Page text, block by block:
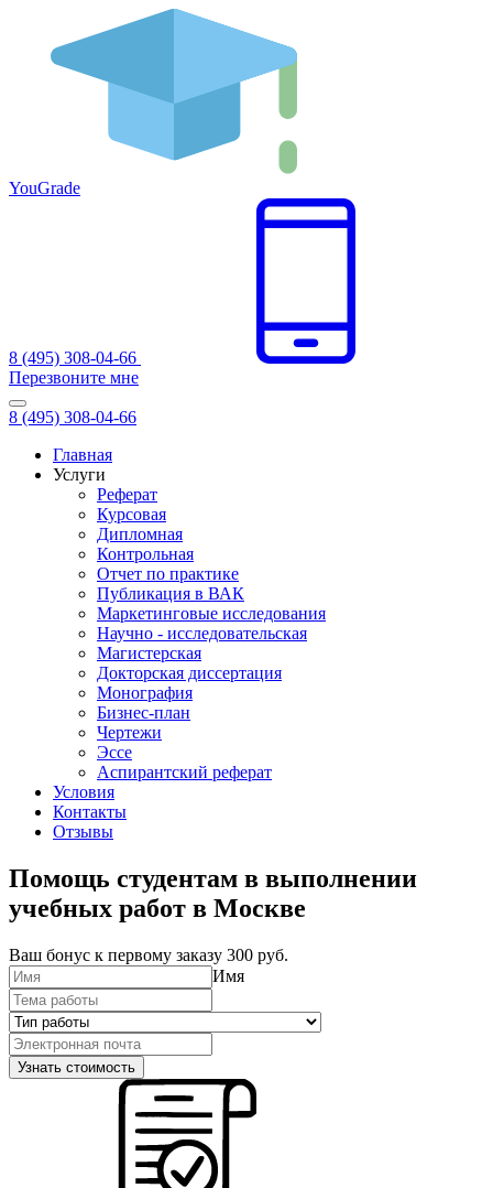
YouGrade
8 (495) 308-04-66
Перезвоните мне
8 (495) 308-04-66
Главная
Услуги
Реферат
Курсовая
Дипломная
Контрольная
Отчет по практике
Публикация в ВАК
Маркетинговые исследования
Научно - исследовательская
Магистерская
Докторская диссертация
Монография
Бизнес-план
Чертежи
Эссе
Аспирантский реферат
Условия
Контакты
Отзывы
Помощь студентам в выполнении
учебных работ в Москве
Ваш бонус к первому заказу 300 руб.
Имя